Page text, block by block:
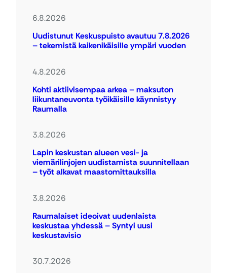
6.8.2026
Uudistunut Keskuspuisto avautuu 7.8.2026
– tekemistä kaikenikäisille ympäri vuoden
4.8.2026
Kohti aktiivisempaa arkea – maksuton
liikuntaneuvonta työikäisille käynnistyy
Raumalla
3.8.2026
Lapin keskustan alueen vesi- ja
viemärilinjojen uudistamista suunnitellaan
– työt alkavat maastomittauksilla
3.8.2026
Raumalaiset ideoivat uudenlaista
keskustaa yhdessä – Syntyi uusi
keskustavisio
30.7.2026